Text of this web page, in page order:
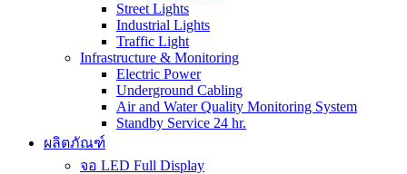
Street Lights
Industrial Lights
Traffic Light
Infrastructure & Monitoring
Electric Power
Underground Cabling
Air and Water Quality Monitoring System
Standby Service 24 hr.
ผลิตภัณฑ์
จอ LED Full Display